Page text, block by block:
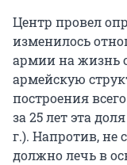
Центр провел
изменилось
армии на жизнь
армейскую
построения
за 25 лет эта
г.). Напротив, не
должно лечь в